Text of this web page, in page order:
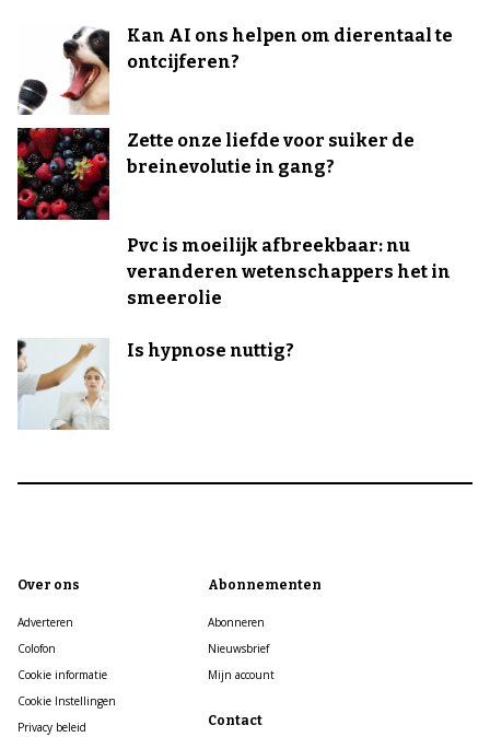
Kan AI ons helpen om dierentaal te
ontcijferen?
Zette onze liefde voor suiker de
breinevolutie in gang?
Pvc is moeilijk afbreekbaar: nu
veranderen wetenschappers het in
smeerolie
Is hypnose nuttig?
Over ons
Adverteren
Colofon
Cookie informatie
Cookie Instellingen
Privacy beleid
Abonnementen
Abonneren
Nieuwsbrief
Mijn account
Contact